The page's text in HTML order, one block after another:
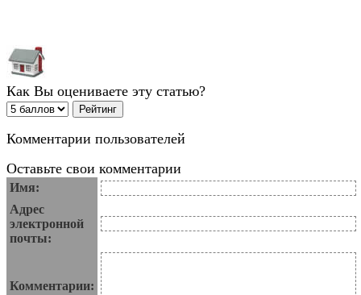
Как Вы оцениваете эту статью?
Комментарии пользователей
Оставьте свои комментарии
Имя:
Адрес
электронной
почты:
Комментарии: